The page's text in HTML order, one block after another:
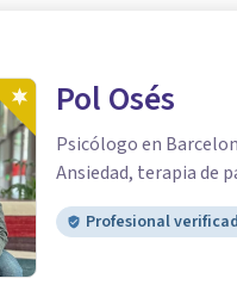
Pol Osés
Psicólogo en
Ansiedad, terapia de
Profesional